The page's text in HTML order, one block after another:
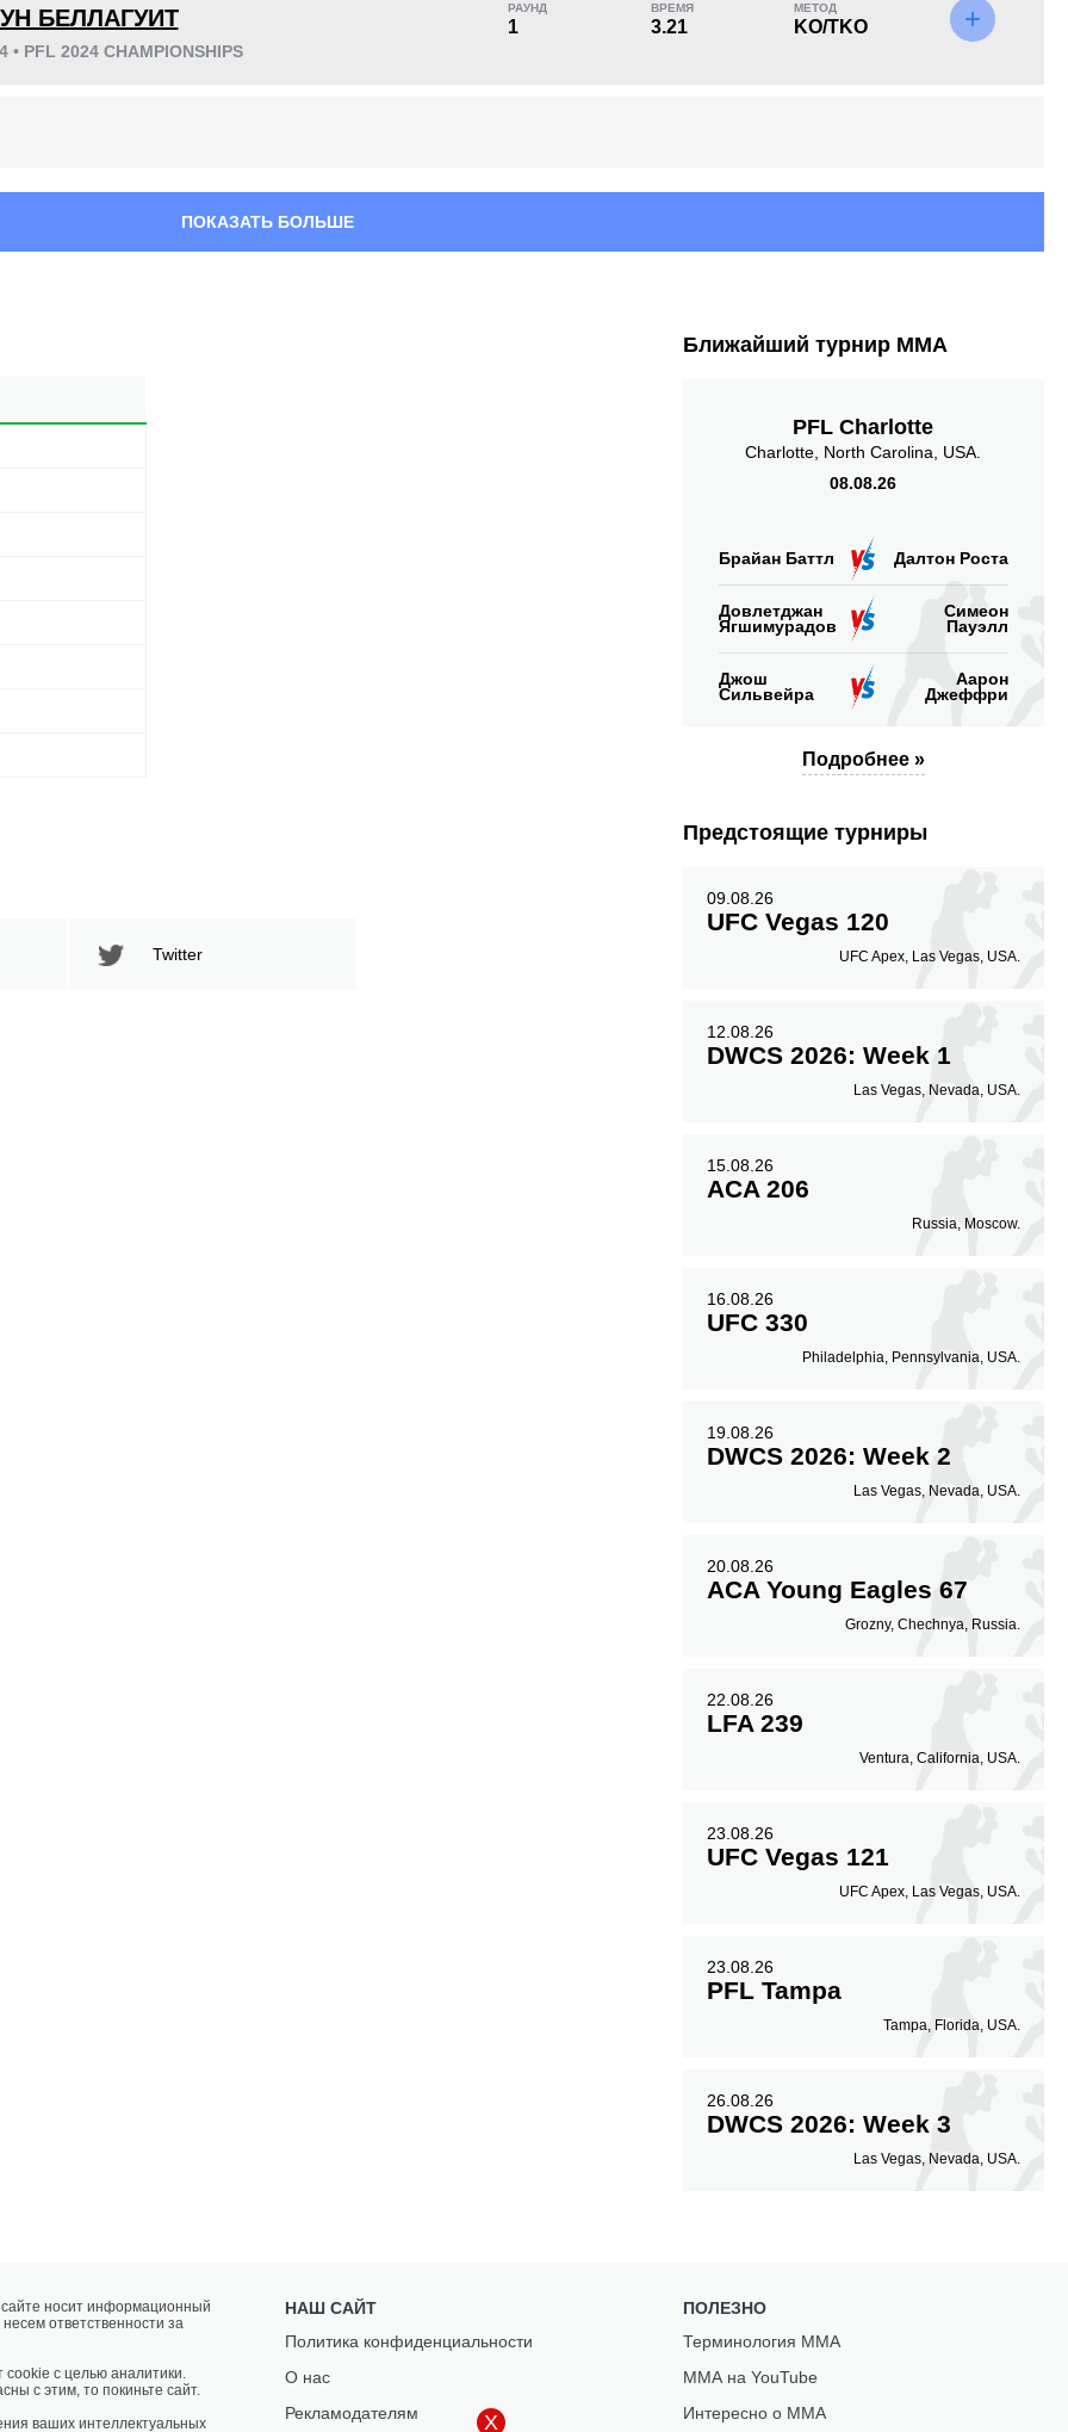
11:4746
БЕЛЛАГУИТ
• PFL 2024 CHAMPIONSHIPS
РАУНД
1
ВРЕМЯ
3.21
МЕТОД
KO/TKO
ПОКАЗАТЬ БОЛЬШЕ
Twitter
Ближайший турнир ММА
PFL Charlotte
Charlotte, North Carolina, USA.
08.08.26
Брайан Баттл Далтон Роста
Довлетджан
Ягшимурадов
Симеон
Пауэлл
Джош
Сильвейра
Аарон
Джеффри
Подробнее »
Предстоящие турниры
09.08.26
UFC Vegas 120
UFC Apex, Las Vegas, USA.
12.08.26
DWCS 2026: Week 1
Las Vegas, Nevada, USA.
15.08.26
ACA 206
Russia, Moscow.
16.08.26
UFC 330
Philadelphia, Pennsylvania, USA.
19.08.26
DWCS 2026: Week 2
Las Vegas, Nevada, USA.
20.08.26
ACA Young Eagles 67
Grozny, Chechnya, Russia.
22.08.26
LFA 239
Ventura, California, USA.
23.08.26
UFC Vegas 121
UFC Apex, Las Vegas, USA.
23.08.26
PFL Tampa
Tampa, Florida, USA.
26.08.26
DWCS 2026: Week 3
Las Vegas, Nevada, USA.
сайте носит информационный
ответственности за
cookie с целью аналитики.
с этим, то покиньте сайт.
ваших интеллектуальных
НАШ САЙТ
Политика конфиденциальности
О нас
Рекламодателям
ПОЛЕЗНО
Терминология ММА
ММА на YouTube
Интересно о ММА
X